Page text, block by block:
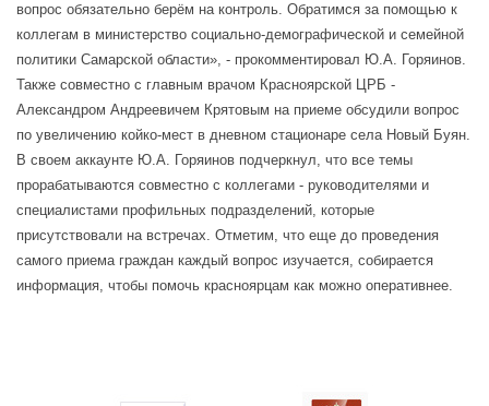
вопрос обязательно берём на контроль. Обратимся за помощью к
коллегам в министерство социально-демографической и семейной
политики Самарской области», - прокомментировал Ю.А. Горяинов.
Также совместно с главным врачом Красноярской ЦРБ -
Александром Андреевичем Крятовым на приеме обсудили вопрос
по увеличению койко-мест в дневном стационаре села Новый Буян.
В своем аккаунте Ю.А. Горяинов подчеркнул, что все темы
прорабатываются совместно с коллегами - руководителями и
специалистами профильных подразделений, которые
присутствовали на встречах. Отметим, что еще до проведения
самого приема граждан каждый вопрос изучается, собирается
информация, чтобы помочь красноярцам как можно оперативнее.